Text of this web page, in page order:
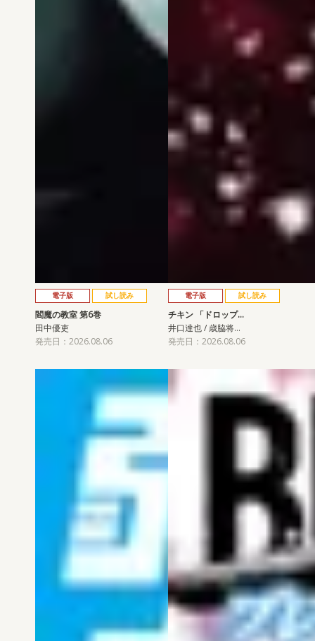
電子版 試し読み
閻魔の教室 第6巻
田中優吏
発売日：2026.08.06
電子版 試し読み
チキン 「ドロップ…
井口達也 / 歳脇将…
発売日：2026.08.06